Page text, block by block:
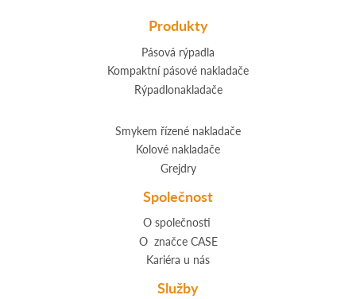
Produkty
Pásová rýpadla
Kompaktní pásové nakladače
Rýpadlonakladače
Smykem řízené nakladače
Kolové nakladače
Grejdry
Společnost
O společnosti
O značce CASE
Kariéra u nás
Služby